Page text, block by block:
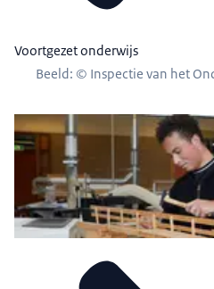
Voortgezet onderwijs
Beeld: © Inspectie van het